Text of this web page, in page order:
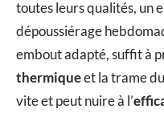
toutes leurs qualités, un
dépoussiérage
embout adapté, suffit à
thermiqueet la trame
vite et peut nuire à l’